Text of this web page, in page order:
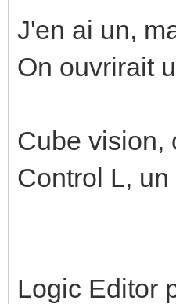
J'en ai un,
On ouvrirait
Cube vision,
Control L,
Logic Editor